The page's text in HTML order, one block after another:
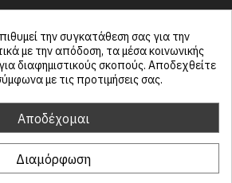
rights reserved
την συγκατάθεση σας για την
με την απόδοση, τα μέσα κοινωνικής
διαφημιστικούς σκοπούς. Αποδεχθείτε
με τις προτιμήσεις σας.
Αποδέχομαι
Διαμόρφωση